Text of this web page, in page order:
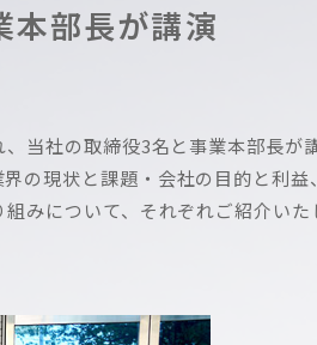
本部長が講演
当社の取締役3名と事業本部長が
の現状と課題・会社の目的と利
みについて、それぞれご紹介いた